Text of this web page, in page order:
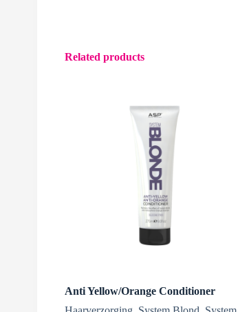
Related products
Anti Yellow/Orange Conditioner